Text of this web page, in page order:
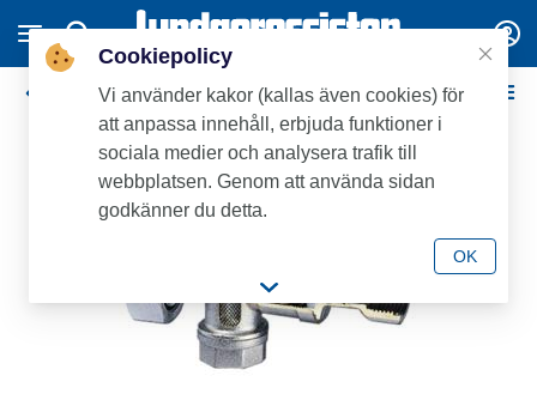
Tillbehör
Cookiepolicy
Vi använder kakor (kallas även cookies) för
att anpassa innehåll, erbjuda funktioner i
sociala medier och analysera trafik till
webbplatsen. Genom att använda sidan
godkänner du detta.
OK